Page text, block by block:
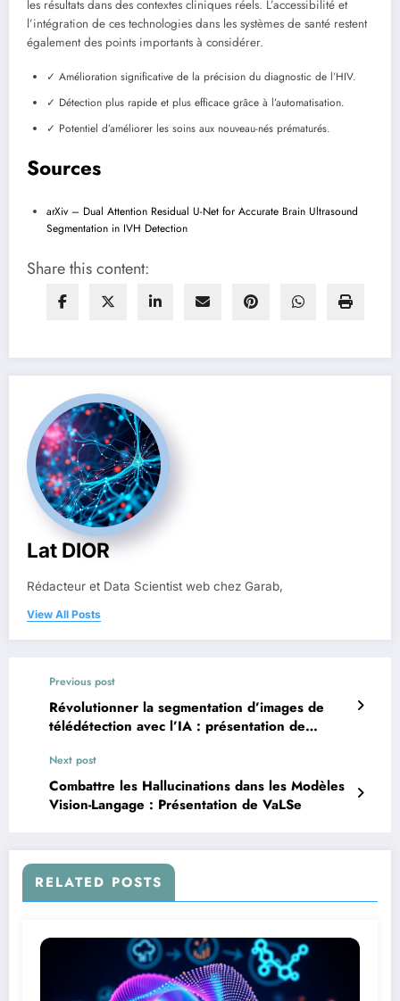
les résultats dans des contextes cliniques réels. L’accessibilité et
l’intégration de ces technologies dans les systèmes de santé restent
également des points importants à considérer.
✓ Amélioration significative de la précision du diagnostic de l’HIV.
✓ Détection plus rapide et plus efficace grâce à l’automatisation.
✓ Potentiel d’améliorer les soins aux nouveau-nés prématurés.
Sources
arXiv – Dual Attention Residual U-Net for Accurate Brain Ultrasound
Segmentation in IVH Detection
Share this content:
Lat DIOR
Rédacteur et Data Scientist web chez Garab,
View All Posts
Previous post
Révolutionner la segmentation d’images de
télédétection avec l’IA : présentation de
Next post
Combattre les Hallucinations dans les Modèles
Vision-Langage : Présentation de VaLSe
RELATED POSTS